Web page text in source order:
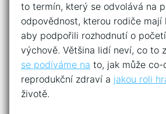
to termín, který se odvolává na
odpovědnost, kterou rodiče mají
aby podpořili rozhodnutí o
výchově. Většina lidí neví, co to
se podíváme na to, jak může
reprodukční zdraví a jakou roli
životě.